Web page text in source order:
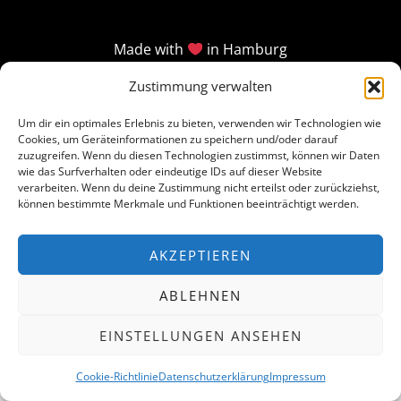
Zustimmung verwalten
Um dir ein optimales Erlebnis zu bieten, verwenden wir Technologien wie
Cookies, um Geräteinformationen zu speichern und/oder darauf
zuzugreifen. Wenn du diesen Technologien zustimmst, können wir Daten
wie das Surfverhalten oder eindeutige IDs auf dieser Website
verarbeiten. Wenn du deine Zustimmung nicht erteilst oder zurückziehst,
können bestimmte Merkmale und Funktionen beeinträchtigt werden.
AKZEPTIEREN
ABLEHNEN
EINSTELLUNGEN ANSEHEN
Cookie-RichtlinieDatenschutzerklärungImpressum
Made with in Hamburg